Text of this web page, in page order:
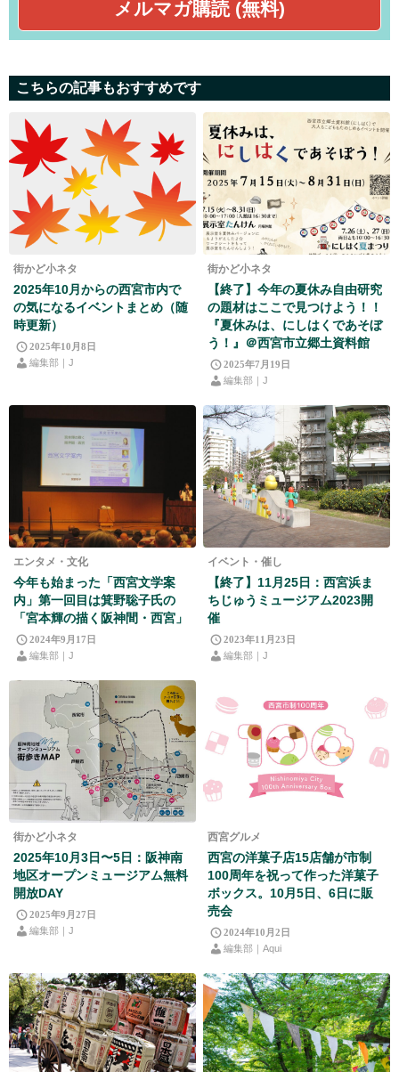
こちらの記事もおすすめです
街かど小ネタ
2025年10月からの西宮市内で
の気になるイベントまとめ（随
時更新）
2025年10月8日
編集部｜J
街かど小ネタ
【終了】今年の夏休み自由研究
の題材はここで見つけよう！！
『夏休みは、にしはくであそぼ
う！』＠西宮市立郷土資料館
2025年7月19日
編集部｜J
エンタメ・文化
今年も始まった「西宮文学案
内」第一回目は箕野聡子氏の
「宮本輝の描く阪神間・西宮」
2024年9月17日
編集部｜J
イベント・催し
【終了】11月25日：西宮浜ま
ちじゅうミュージアム2023開
催
2023年11月23日
編集部｜J
街かど小ネタ
2025年10月3日〜5日：阪神南
地区オープンミュージアム無料
開放DAY
2025年9月27日
編集部｜J
西宮グルメ
西宮の洋菓子店15店舗が市制
100周年を祝って作った洋菓子
ボックス。10月5日、6日に販
売会
2024年10月2日
編集部｜Aqui